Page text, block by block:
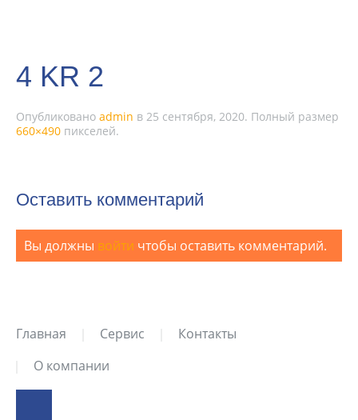
4 KR 2
Опубликовано admin в 25 сентября, 2020. Полный размер
660×490 пикселей.
Оставить комментарий
Вы должны войти чтобы оставить комментарий.
Главная Сервис
Контакты
О компании